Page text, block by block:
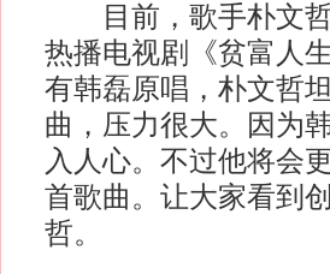
目前，歌手朴文哲
热播电视剧《贫富人
有韩磊原唱，朴文哲
曲，压力很大。因为
入人心。不过他将会
首歌曲。让大家看到
哲。